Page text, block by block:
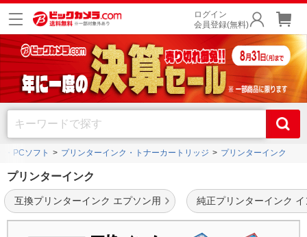
ログイン
会員登録(無料)
・PCソフト プリンターインク・トナーカートリッジ プリンターインク
プリンターインク
互換プリンターインク エプソン用 純正プリンターインク